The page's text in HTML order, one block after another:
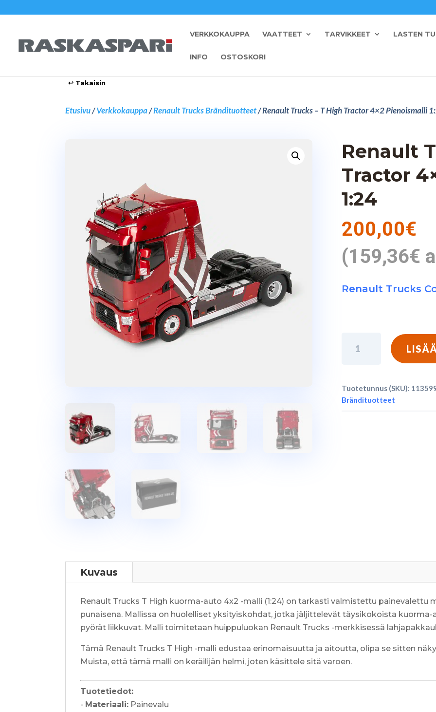
VERKKOKAUPPA VAATTEET TARVIKKEET LASTEN
INFO OSTOSKORI
Etusivu/Verkkokauppa/Renault Trucks Brändituotteet/ Renault Trucks – T High Tractor 4×2 Pienoismalli
Renault
Tractor
1:24
200,00€
(159,36€
Renault Trucks
Trucks
High
Tractor
Tuotetunnus (SKU):
Brändituotteet
Kuvaus
Renault Trucks T High kuorma-auto 4x2 -malli (1:24) on tarkasti valmistettu painevalettu
punaisena. Mallissa on huolelliset yksityiskohdat, jotka jäljittelevät täysikokoista
pyörät liikkuvat. Malli toimitetaan huippuluokan Renault Trucks -merkkisessä
Tämä Renault Trucks T High -malli edustaa erinomaisuutta ja aitoutta, olipa se sitten
Muista, että tämä malli on keräilijän helmi, joten käsittele sitä varoen.
Tuotetiedot:
- Materiaali: Painevalu